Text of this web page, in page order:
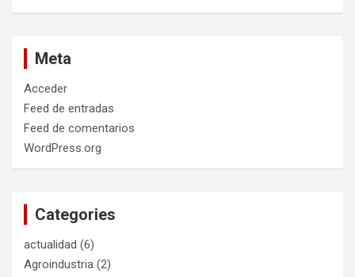
Meta
Acceder
Feed de entradas
Feed de comentarios
WordPress.org
Categories
actualidad (6)
Agroindustria (2)